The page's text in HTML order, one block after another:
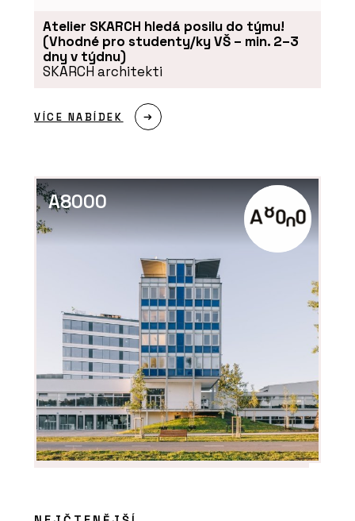
ČLÁNKY
Výukový portál CEGRA Learn –
PRODUKTY
Aplikace Twinmotion - CEGRA
Nová verze vizualizačního programu
Atelier SKARCH hledá posilu do týmu!
(Vhodné pro studenty/ky VŠ – min. 2–3
dny v týdnu)
SKARCH architekti
VÍCE NABÍDEK
A8000